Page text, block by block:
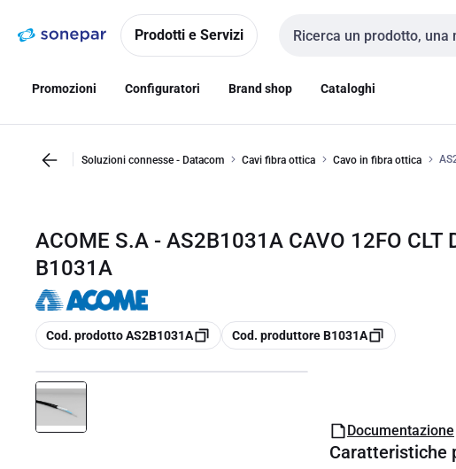
navigazionealla
Prodotti e Servizi
Cerca input
Promozioni Configuratori Brand shop Cataloghi
Soluzioni connesse - Datacom Cavi fibra ottica Cavo in fibra ottica
ACOME S.A - AS2B1031A CAVO 12FO CLT
B1031A
copia
Cod. prodotto AS2B1031A copia
Cod. produttore B1031A
Documentazione
Caratteristiche